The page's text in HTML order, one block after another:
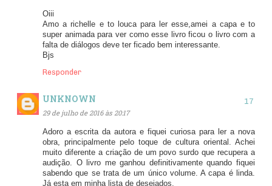
Oiii
Amo a richelle e to louca para ler esse,amei a capa e to
super animada para ver como esse livro ficou o livro com a
falta de diálogos deve ter ficado bem interessante.
Bjs
Responder
UNKNOWN
29 de julho de 2016 às 20:17
Adoro a escrita da autora e fiquei curiosa para ler a nova
obra, principalmente pelo toque de cultura oriental. Achei
muito diferente a criação de um povo surdo que recupera a
audição. O livro me ganhou definitivamente quando fiquei
sabendo que se trata de um único volume. A capa é linda.
Já esta em minha lista de desejados.